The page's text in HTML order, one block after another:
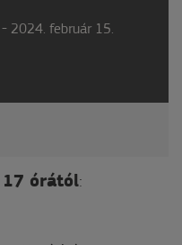
2024. február 15.
17 órától: